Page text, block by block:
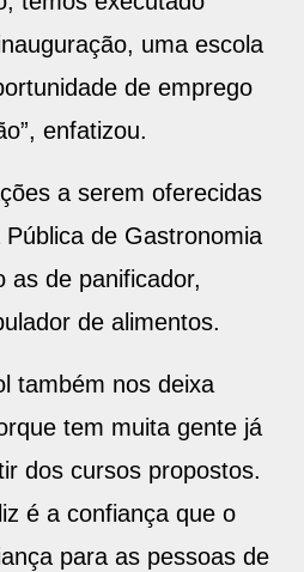
uma escola
de emprego
enfatizou.
a serem oferecidas
de Gastronomia
as de panificador,
de alimentos.
também nos deixa
tem muita gente já
dos cursos propostos.
é a confiança que o
para as pessoas de